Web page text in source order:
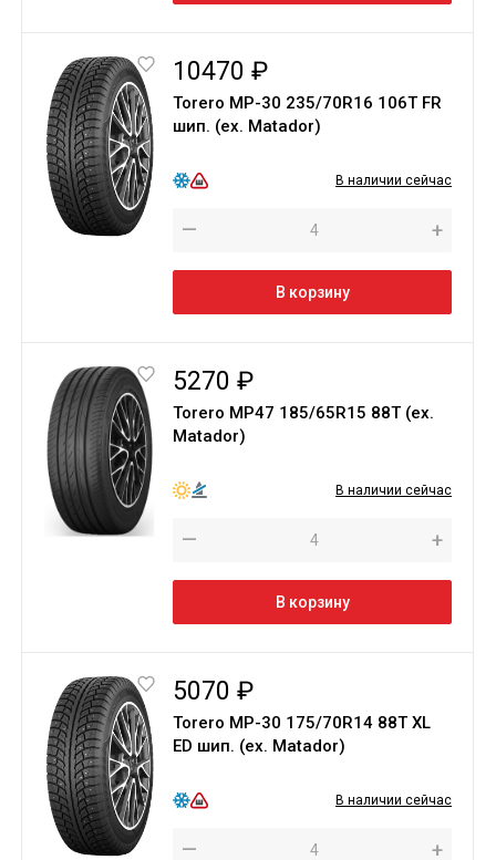
10470 ₽
Torero МР-30 235/70R16 106T FR
шип. (ex. Matador)
В наличии сейчас
— +
В корзину
5270 ₽
Torero MP47 185/65R15 88T (ex.
Matador)
В наличии сейчас
— +
В корзину
5070 ₽
Torero МР-30 175/70R14 88T XL
ED шип. (ex. Matador)
В наличии сейчас
— +